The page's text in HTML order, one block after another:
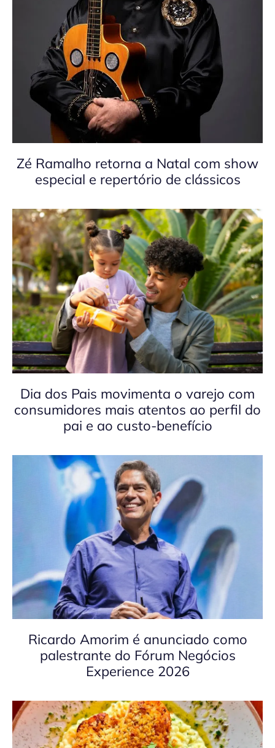
Zé Ramalho retorna a Natal com show
especial e repertório de clássicos
Dia dos Pais movimenta o varejo com
consumidores mais atentos ao perfil do
pai e ao custo-benefício
Ricardo Amorim é anunciado como
palestrante do Fórum Negócios
Experience 2026